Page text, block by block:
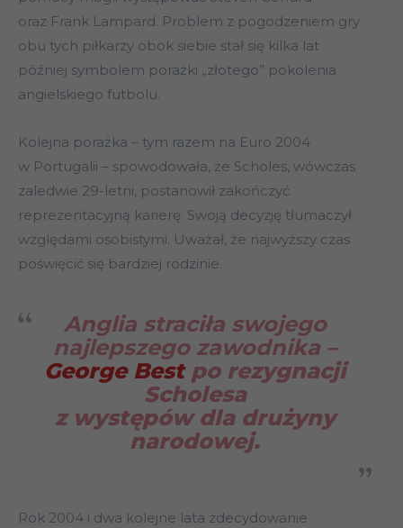
oraz Frank Lampard. Problem z pogodzeniem gry
obu tych piłkarzy obok siebie stał się kilka lat
później symbolem porażki „złotego” pokolenia
angielskiego futbolu.
Kolejna porażka – tym razem na Euro 2004
w Portugalii – spowodowała, że Scholes, wówczas
zaledwie 29-letni, postanowił zakończyć
reprezentacyjną karierę. Swoją decyzję tłumaczył
względami osobistymi. Uważał, że najwyższy czas
poświęcić się bardziej rodzinie.
Anglia straciła swojego
najlepszego zawodnika –
George Bestpo rezygnacji
Scholesa
z występów dla drużyny
narodowej.
Rok 2004 i dwa kolejne lata zdecydowanie